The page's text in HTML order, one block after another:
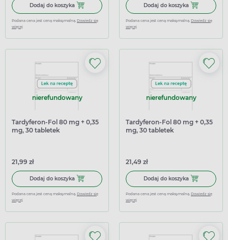
Dodaj do koszyka Dodaj do koszyka Tardyferon-Fol, 80 mg + 0,35 mg, 30
Podana cena jest ceną maksymalną. Dowiedz się
więcej
Dodaj do koszyka Dodaj do
Podana cena jest ceną maksymalną. Dowiedz się
więcej
nierefundowany
Tardyferon-Fol 80 mg + 0,35
mg, 30 tabletek
21,99 zł
Dodaj do koszyka Dodaj do koszyka Tardyferon-Fol 80 mg + 0,35 mg, 30
Podana cena jest ceną maksymalną. Dowiedz się
więcej
nierefundowany
Tardyferon-Fol 80 mg + 0,35
mg, 30 tabletek
Delfarma)
21,49 zł
Dodaj do koszyka Dodaj do
Podana cena jest ceną maksymalną. Dowiedz się
więcej